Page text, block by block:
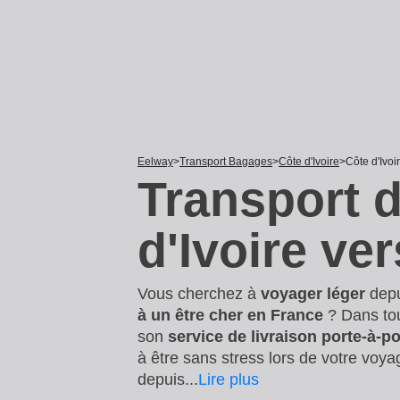
Eelway Transport Bagages Côte d'Ivoire Côte
Transport
d'Ivoire
Vous cherchez à voyager léger
à un être cher en France ? Dans
son service de livraison porte-à-
à être sans stress lors de votre
depuis...Lire plus